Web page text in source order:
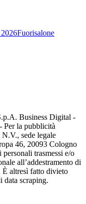
Fuorisalone
Business Digital -
Per la pubblicità
sede legale
46, 20093 Cologno
trasmessi e/o
all’addestramento di
È altresì fatto divieto
data scraping.